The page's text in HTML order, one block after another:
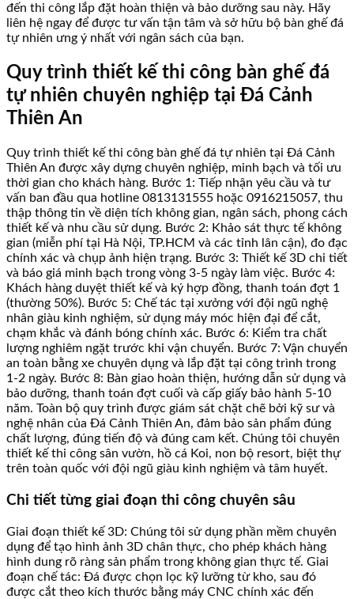
đến thi công lắp đặt hoàn thiện và bảo dưỡng sau này. Hãy
liên hệ ngay để được tư vấn tận tâm và sở hữu bộ bàn ghế đá
tự nhiên ưng ý nhất với ngân sách của bạn.
Quy trình thiết kế thi công bàn ghế đá
tự nhiên chuyên nghiệp tại Đá Cảnh
Thiên An
Quy trình thiết kế thi công bàn ghế đá tự nhiên tại Đá Cảnh
Thiên An được xây dựng chuyên nghiệp, minh bạch và tối ưu
thời gian cho khách hàng. Bước 1: Tiếp nhận yêu cầu và tư
vấn ban đầu qua hotline 0813131555 hoặc 0916215057, thu
thập thông tin về diện tích không gian, ngân sách, phong cách
thiết kế và nhu cầu sử dụng. Bước 2: Khảo sát thực tế không
gian (miễn phí tại Hà Nội, TP.HCM và các tỉnh lân cận), đo đạc
chính xác và chụp ảnh hiện trạng. Bước 3: Thiết kế 3D chi tiết
và báo giá minh bạch trong vòng 3-5 ngày làm việc. Bước 4:
Khách hàng duyệt thiết kế và ký hợp đồng, thanh toán đợt 1
(thường 50%). Bước 5: Chế tác tại xưởng với đội ngũ nghệ
nhân giàu kinh nghiệm, sử dụng máy móc hiện đại để cắt,
chạm khắc và đánh bóng chính xác. Bước 6: Kiểm tra chất
lượng nghiêm ngặt trước khi vận chuyển. Bước 7: Vận chuyển
an toàn bằng xe chuyên dụng và lắp đặt tại công trình trong
1-2 ngày. Bước 8: Bàn giao hoàn thiện, hướng dẫn sử dụng và
bảo dưỡng, thanh toán đợt cuối và cấp giấy bảo hành 5-10
năm. Toàn bộ quy trình được giám sát chặt chẽ bởi kỹ sư và
nghệ nhân của Đá Cảnh Thiên An, đảm bảo sản phẩm đúng
chất lượng, đúng tiến độ và đúng cam kết. Chúng tôi chuyên
thiết kế thi công sân vườn, hồ cá Koi, non bộ resort, biệt thự
trên toàn quốc với đội ngũ giàu kinh nghiệm và tâm huyết.
Chi tiết từng giai đoạn thi công chuyên sâu
Giai đoạn thiết kế 3D: Chúng tôi sử dụng phần mềm chuyên
dụng để tạo hình ảnh 3D chân thực, cho phép khách hàng
hình dung rõ ràng sản phẩm trong không gian thực tế. Giai
đoạn chế tác: Đá được chọn lọc kỹ lưỡng từ kho, sau đó
được cắt theo kích thước bằng máy CNC chính xác đến